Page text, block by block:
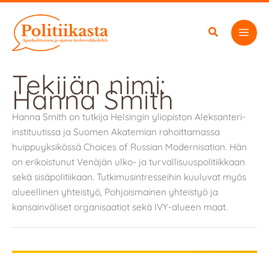
sisältöön
Tekijän nimi:
Hanna Smith
Hanna Smith on tutkija Helsingin yliopiston Aleksanteri-
instituutissa ja Suomen Akatemian rahoittamassa
huippuyksikössä Choices of Russian Modernisation. Hän
on erikoistunut Venäjän ulko- ja turvallisuuspolitiikkaan
sekä sisäpolitiikaan. Tutkimusintresseihin kuuluvat myös
alueellinen yhteistyö, Pohjoismainen yhteistyö ja
kansainväliset organisaatiot sekä IVY-alueen maat.